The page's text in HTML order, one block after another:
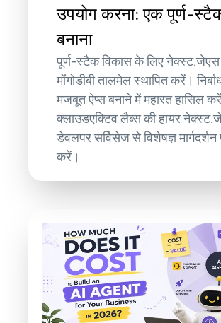
उपयोग करना: एक पूर्ण-
बनाना
पूर्ण-स्टैक विकास के लिए
मोंगोडीबी तालमेल स्थापित करें।
मजबूत ऐप्स बनाने में महारत हासिल
क्लाउडएक्टिव लैब्स की हायर
डेवलपर सर्विसेज से विशेषज्ञ मार्गदर्शन
करें।